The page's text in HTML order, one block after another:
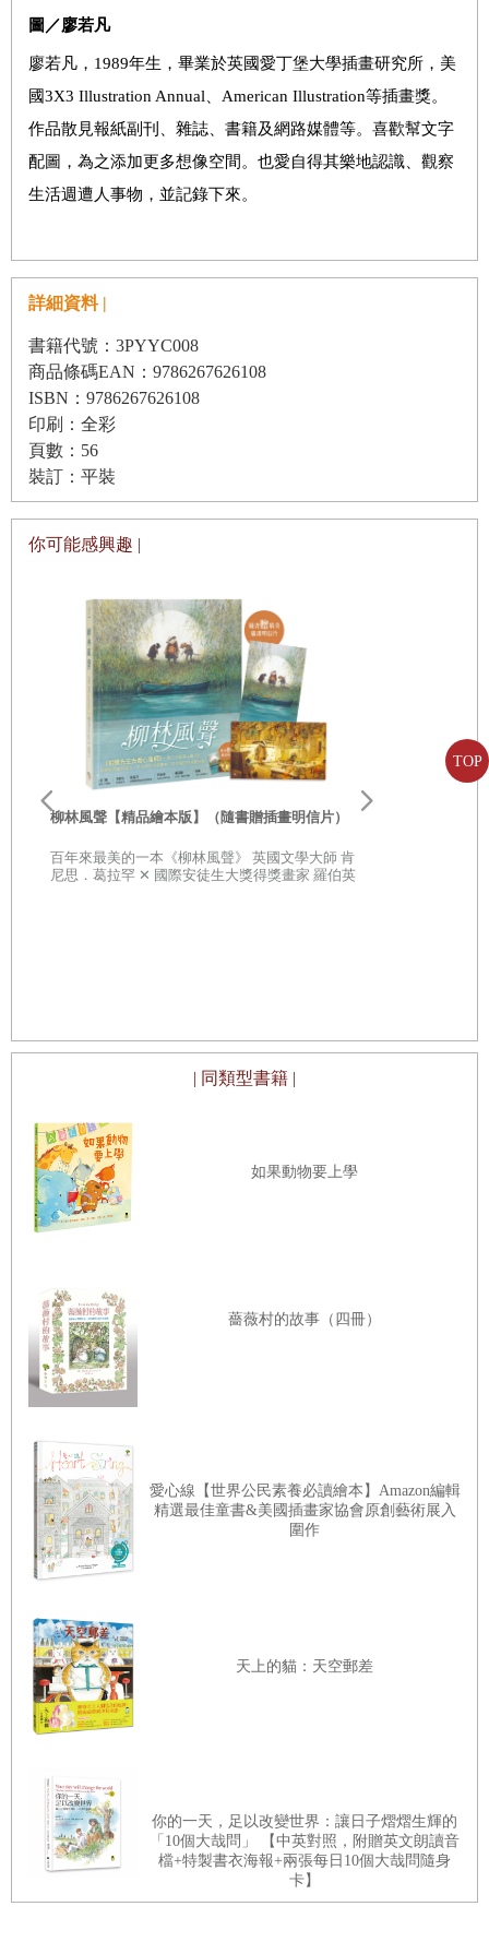
TOP
圖／廖若凡
廖若凡，1989年生，畢業於英國愛丁堡大學插畫研究所，美
國3X3 Illustration Annual、American Illustration等插畫獎。
作品散見報紙副刊、雜誌、書籍及網路媒體等。喜歡幫文字
配圖，為之添加更多想像空間。也愛自得其樂地認識、觀察
生活週遭人事物，並記錄下來。
詳細資料 |
書籍代號：3PYYC008
商品條碼EAN：9786267626108
ISBN：9786267626108
印刷：全彩
頁數：56
裝訂：平裝
你可能感興趣 |
柳林風聲【精品繪本版】（隨書贈插畫明信片）
百年來最美的一本《柳林風聲》 英國文學大師 肯
尼思．葛拉罕 ✕ 國際安徒生大獎得獎畫家 羅伯英
李歐‧李奧
| 同類型書籍 |
如果動物要上學
薔薇村的故事（四冊）
愛心線【世界公民素養必讀繪本】Amazon編輯
精選最佳童書&美國插畫家協會原創藝術展入
圍作
天上的貓：天空郵差
你的一天，足以改變世界：讓日子熠熠生輝的
「10個大哉問」 【中英對照，附贈英文朗讀音
檔+特製書衣海報+兩張每日10個大哉問隨身
卡】